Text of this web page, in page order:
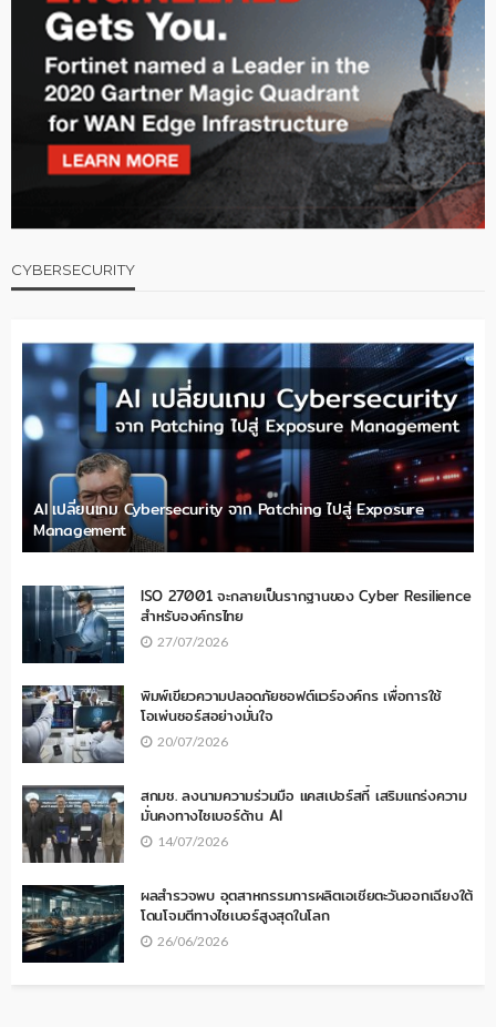
CYBERSECURITY
AI เปลี่ยนเกม Cybersecurity จาก Patching ไปสู่ Exposure
Management
ISO 27001 จะกลายเป็นรากฐานของ Cyber Resilience
สำหรับองค์กรไทย
27/07/2026
พิมพ์เขียวความปลอดภัยซอฟต์แวร์องค์กร เพื่อการใช้
โอเพ่นซอร์สอย่างมั่นใจ
20/07/2026
สกมช. ลงนามความร่วมมือ แคสเปอร์สกี้ เสริมแกร่งความ
มั่นคงทางไซเบอร์ด้าน AI
14/07/2026
ผลสำรวจพบ อุตสาหกรรมการผลิตเอเชียตะวันออกเฉียงใต้
โดนโจมตีทางไซเบอร์สูงสุดในโลก
26/06/2026